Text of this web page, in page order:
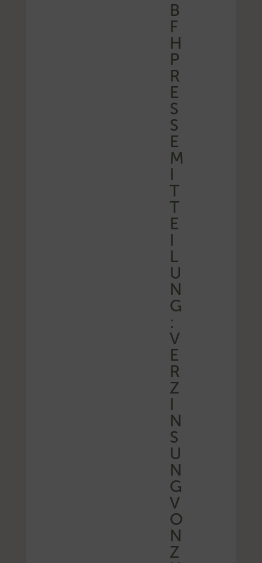
B
F
H
P
R
E
S
S
E
M
I
T
T
E
I
L
U
N
G
:
V
E
R
Z
I
N
S
U
N
G
V
O
N
Z